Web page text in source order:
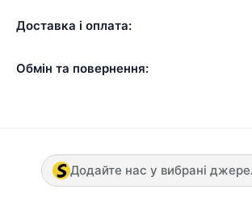
Доставка і оплата:
Обмін та повернення:
Додайте нас у вибрані